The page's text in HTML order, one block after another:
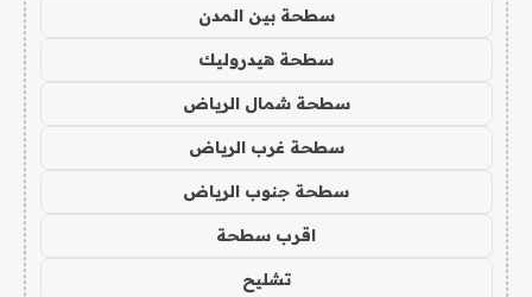
سطحة بين المدن
سطحة هيدروليك
سطحة شمال الرياض
سطحة غرب الرياض
سطحة جنوب الرياض
اقرب سطحة
تشليح